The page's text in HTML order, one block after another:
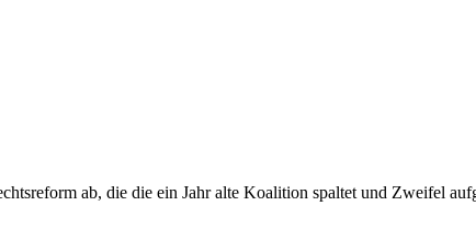
ab, die die ein Jahr alte Koalition spaltet und Zweifel